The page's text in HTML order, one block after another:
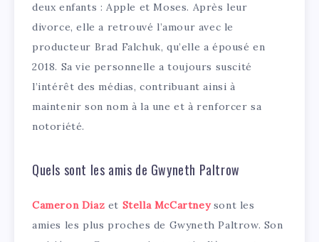
deux enfants : Apple et Moses. Après leur
divorce, elle a retrouvé l’amour avec le
producteur Brad Falchuk, qu’elle a épousé en
2018. Sa vie personnelle a toujours suscité
l’intérêt des médias, contribuant ainsi à
maintenir son nom à la une et à renforcer sa
notoriété.
Quels sont les amis de Gwyneth Paltrow
Cameron Diaz et Stella McCartneysont les
amies les plus proches de Gwyneth Paltrow. Son